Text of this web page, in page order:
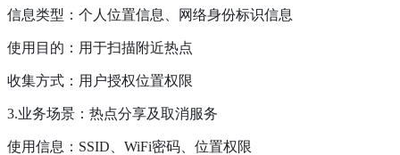
信息类型：个人位置信息、网络身份标识信息
使用目的：用于扫描附近热点
收集方式：用户授权位置权限
3.业务场景：热点分享及取消服务
使用信息：SSID、WiFi密码、位置权限